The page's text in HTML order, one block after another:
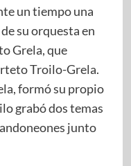
un tiempo una
su orquesta en
Grela, que
Troilo-Grela.
formó su propio
grabó dos temas
junto